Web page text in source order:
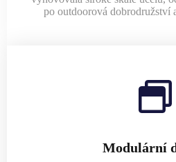
po outdoorová dobrodružství
Modulární